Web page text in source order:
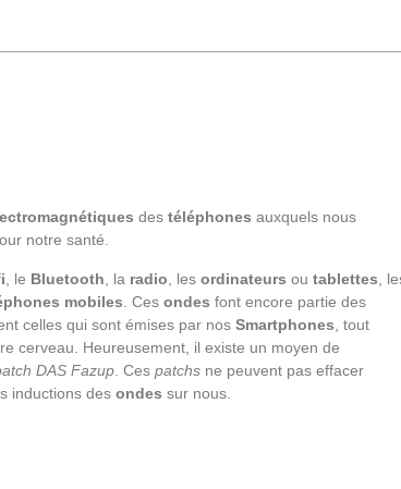
des téléphones auxquels nous
notre santé.
, le Bluetooth , la radio , les ordinateurs ou tablettes ,
mobiles . Ces ondes font encore partie des
celles qui sont émises par nos Smartphones , tout
cerveau. Heureusement, il existe un moyen de
DAS Fazup . Ces patchs ne peuvent pas effacer
inductions des ondes sur nous.